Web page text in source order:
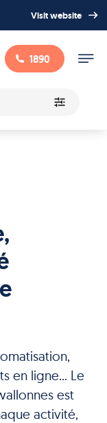
Visit website
1890
en ligne... Le
est
activité,